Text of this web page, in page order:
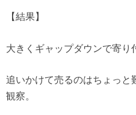
【結果】
大きくギャップダウンで寄り
追いかけて売るのはちょっ
観察。